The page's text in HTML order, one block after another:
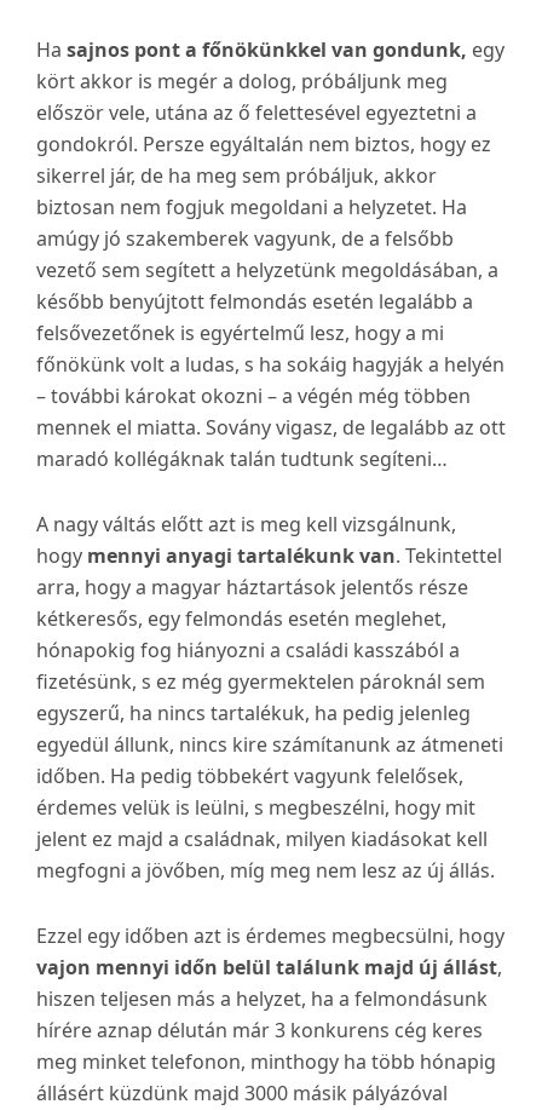
Ha sajnos pont a főnökünkkel van gondunk, egy
kört akkor is megér a dolog, próbáljunk meg
először vele, utána az ő felettesével egyeztetni a
gondokról. Persze egyáltalán nem biztos, hogy ez
sikerrel jár, de ha meg sem próbáljuk, akkor
biztosan nem fogjuk megoldani a helyzetet. Ha
amúgy jó szakemberek vagyunk, de a felsőbb
vezető sem segített a helyzetünk megoldásában, a
később benyújtott felmondás esetén legalább a
felsővezetőnek is egyértelmű lesz, hogy a mi
főnökünk volt a ludas, s ha sokáig hagyják a helyén
– további károkat okozni – a végén még többen
mennek el miatta. Sovány vigasz, de legalább az ott
maradó kollégáknak talán tudtunk segíteni…
A nagy váltás előtt azt is meg kell vizsgálnunk,
hogy mennyi anyagi tartalékunk van. Tekintettel
arra, hogy a magyar háztartások jelentős része
kétkeresős, egy felmondás esetén meglehet,
hónapokig fog hiányozni a családi kasszából a
fizetésünk, s ez még gyermektelen pároknál sem
egyszerű, ha nincs tartalékuk, ha pedig jelenleg
egyedül állunk, nincs kire számítanunk az átmeneti
időben. Ha pedig többekért vagyunk felelősek,
érdemes velük is leülni, s megbeszélni, hogy mit
jelent ez majd a családnak, milyen kiadásokat kell
megfogni a jövőben, míg meg nem lesz az új állás.
Ezzel egy időben azt is érdemes megbecsülni, hogy
vajon mennyi időn belül találunk majd új állást,
hiszen teljesen más a helyzet, ha a felmondásunk
hírére aznap délután már 3 konkurens cég keres
meg minket telefonon, minthogy ha több hónapig
állásért küzdünk majd 3000 másik pályázóval